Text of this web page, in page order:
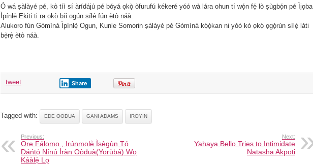
Ó wá ṣàlàyé pé, kò tíì sí àrídájú pé bóyá ọkọ̀ òfurufú kékeré yóó wà lára ohun tí wọ́n fẹ́ lò ṣùgbọ́n pé Ìjọba
Ìpínlẹ̀ Ekiti ti ra ọkọ̀ bíi ogún sílẹ̀ fún ètò náà.
Alukoro fún Gómìnà Ìpínlẹ̀ Ogun, Kunle Somorin ṣàlàyé pé Gómìnà kọ̀ọ̀kan ni yóó kó ọkọ̀ ọgọ́rùn sílẹ̀ láti
bẹ̀rẹ̀ ètò náà.
tweet Share
Tagged with: EDE OODUA GANI ADAMS IROYIN
Previous:
Ọrẹ Fálọmọ , Irúnmọlẹ̀ Ìṣègùn Tó
Dáńtọ́ Nínú Ìràn Oòduà(Yorùbá) Wọ
Káàlẹ̀ Lọ
Next:
Yahaya Bello Tries to Intimidate
Natasha Akpoti